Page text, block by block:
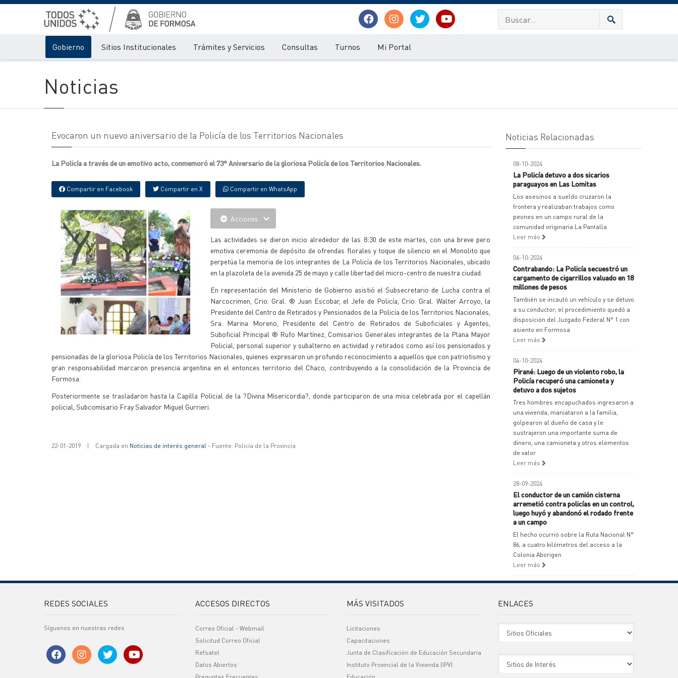
Gobierno Sitios Institucionales Trámites y Servicios Consultas Turnos Mi Portal
Noticias
Evocaron un nuevo aniversario de la Policía de los Territorios Nacionales
La Policía a través de un emotivo acto, conmemoró el 73° Aniversario de la gloriosa Policía de los Territorios Nacionales.
Compartir en Facebook Compartir en X Compartir en WhatsApp
Acciones
Las actividades se dieron inicio alrededor de las 8:30 de este martes, con una breve pero
emotiva ceremonia de depósito de ofrendas florales y toque de silencio en el Monolito que
perpetúa la memoria de los integrantes de La Policía de los Territorios Nacionales, ubicado
en la plazoleta de la avenida 25 de mayo y calle libertad del micro-centro de nuestra ciudad.
En representación del Ministerio de Gobierno asistió el Subsecretario de Lucha contra el
Narcocrimen, Crio. Gral. ® Juan Escobar, el Jefe de Policía, Crio. Gral. Walter Arroyo, la
Presidente del Centro de Retirados y Pensionados de la Policía de los Territorios Nacionales,
Sra. Marina Moreno, Presidente del Centro de Retirados de Suboficiales y Agentes,
Suboficial Principal ® Rufo Martínez, Comisarios Generales integrantes de la Plana Mayor
Policial, personal superior y subalterno en actividad y retirados como así los pensionados y
pensionadas de la gloriosa Policía de los Territorios Nacionales, quienes expresaron un profundo reconocimiento a aquellos que con patriotismo y
gran responsabilidad marcaron presencia argentina en el entonces territorio del Chaco, contribuyendo a la consolidación de la Provincia de
Formosa.
Posteriormente se trasladaron hasta la Capilla Policial de la ?Divina Misericordia?, donde participaron de una misa celebrada por el capellán
policial, Subcomisario Fray Salvador Miguel Gurrieri.
22-01-2019 | Cargada en Noticias de interés general - Fuente: Policía de la Provincia
Noticias Relacionadas
08-10-2024
La Policía detuvo a dos sicarios
paraguayos en Las Lomitas
Los asesinos a sueldo cruzaron la
frontera y realizaban trabajos como
peones en un campo rural de la
comunidad originaria La Pantalla
Leer más
06-10-2024
Contrabando: La Policía secuestró un
cargamento de cigarrillos valuado en 18
millones de pesos
También se incautó un vehículo y se detuvo
a su conductor; el procedimiento quedó a
disposición del Juzgado Federal N° 1 con
asiento en Formosa
Leer más
04-10-2024
Pirané: Luego de un violento robo, la
Policía recuperó una camioneta y
detuvo a dos sujetos
Tres hombres encapuchados ingresaron a
una vivienda, maniataron a la familia,
golpearon al dueño de casa y le
sustrajeron una importante suma de
dinero, una camioneta y otros elementos
de valor
Leer más
28-09-2024
El conductor de un camión cisterna
arremetió contra policías en un control,
luego huyó y abandonó el rodado frente
a un campo
El hecho ocurrió sobre la Ruta Nacional N°
86, a cuatro kilómetros del acceso a la
Colonia Aborigen
Leer más
REDES SOCIALES
Síguenos en nuestras redes
ACCESOS DIRECTOS
Correo Oficial - Webmail
Solicitud Correo Oficial
Refsatel
Datos Abiertos
MÁS VISITADOS
Licitaciones
Capacitaciones
Junta de Clasificación de Educación Secundaria
Instituto Provincial de la Vivienda (IPV)
ENLACES